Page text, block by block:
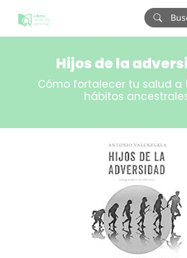
Hijos de la
Cómo fortalecer tu salud a
hábitos